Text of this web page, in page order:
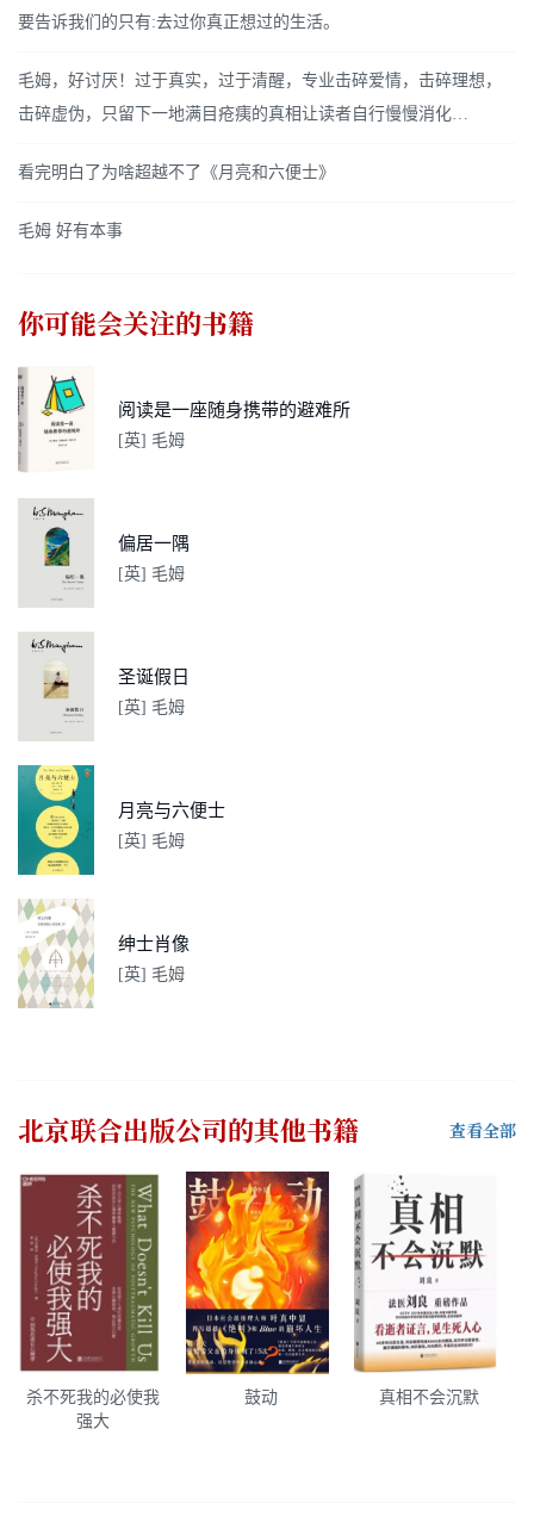
要告诉我们的只有:去过你真正想过的生活。
毛姆，好讨厌！过于真实，过于清醒，专业击碎爱情，击碎理想，
击碎虚伪，只留下一地满目疮痍的真相让读者自行慢慢消化…
看完明白了为啥超越不了《月亮和六便士》
毛姆 好有本事
你可能会关注的书籍
阅读是一座随身携带的避难所
[英] 毛姆
偏居一隅
[英] 毛姆
圣诞假日
[英] 毛姆
月亮与六便士
[英] 毛姆
绅士肖像
[英] 毛姆
北京联合出版公司的其他书籍 查看全部
杀不死我的必使我
强大
鼓动 真相不会沉默